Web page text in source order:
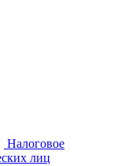
Налоговое
лиц